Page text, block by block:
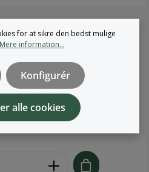
og fest. Brand:
cm Materiale: 70% bomuld,
for at sikre den bedst mulige
Mere information...
Konfigurér
alle cookies